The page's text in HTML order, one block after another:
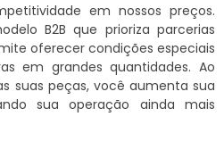
em nossos preços.
B2B que prioriza parcerias
oferecer condições especiais
em grandes quantidades. Ao
suas peças, você aumenta sua
sua operação ainda mais